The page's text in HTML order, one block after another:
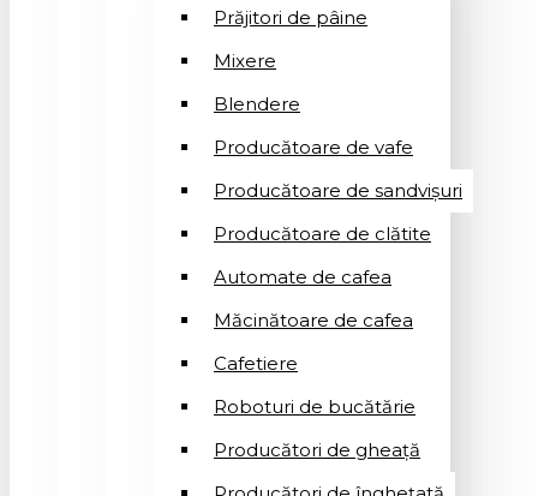
Prăjitori de pâine
Mixere
Blendere
Producătoare de vafe
Producătoare de sandvişuri
Producătoare de clătite
Automate de cafea
Măcinătoare de cafea
Cafetiere
Roboturi de bucătărie
Producători de gheață